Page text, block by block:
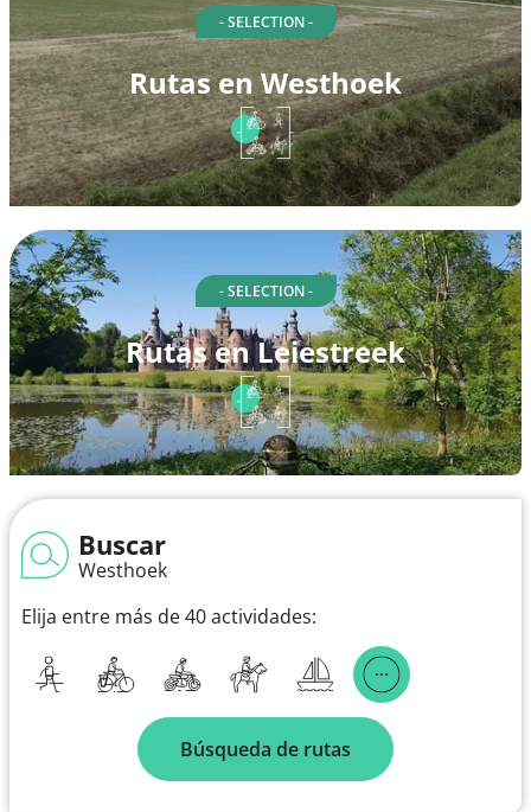
- SELECTION -
Rutas en Westhoek
- SELECTION -
Rutas en Leiestreek
Buscar
Westhoek
Elija entre más de 40 actividades:
Búsqueda de rutas